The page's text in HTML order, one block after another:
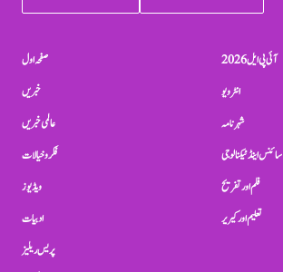
صفحہ اول
خبریں
عالمی خبریں
فکر و خیالات
ویڈیوز
ادبیات
پریس ریلیز
آئی پی ایل 2026
انٹرویو
شہرنامہ
سائنس اینڈ ٹیکنالوجی
فلم اور تفریح
تعلیم اور کیریر